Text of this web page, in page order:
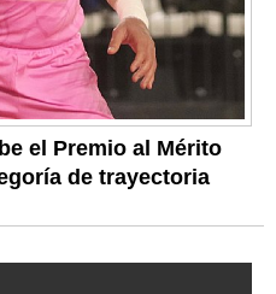
el Premio al Mérito
de trayectoria